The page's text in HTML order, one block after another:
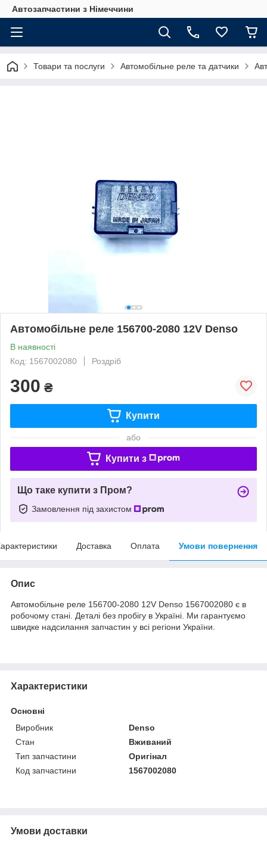
Автозапчастини з Німеччини
Товари та послуги Автомобільне реле та датчики
Автомобільне реле 156700-2080 12V Denso
В наявності
Код: 1567002080
Роздріб
300 ₴
Купити
або
Купити з
Що таке купити з Пром?
Замовлення під захистом
Доставка Оплата Умови повернення
Опис
Автомобільне реле 156700-2080 12V Denso 1567002080 є в
робочому стані. Деталі без пробігу в Україні. Ми гарантуємо
швидке надсилання запчастин у всі регіони України.
Характеристики
Основні
Виробник
Denso
Стан
Вживаний
Тип запчастини
Оригінал
Код запчастини
1567002080
Умови доставки